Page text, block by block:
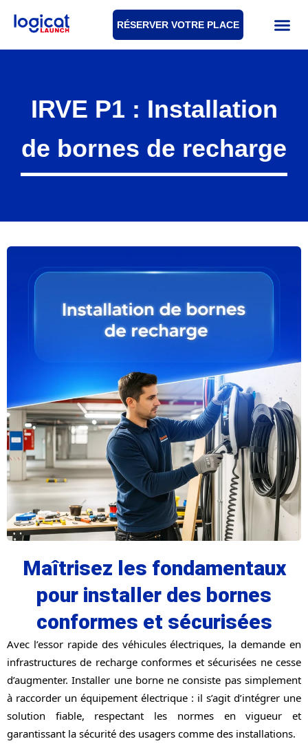
RÉSERVER VOTRE PLACE
IRVE P1 : Installation
de bornes de recharge
Maîtrisez les fondamentaux
pour installer des bornes
conformes et sécurisées
Avec l’essor rapide des véhicules électriques, la demande en
infrastructures de recharge conformes et sécurisées ne cesse
d’augmenter. Installer une borne ne consiste pas simplement
à raccorder un équipement électrique : il s’agit d’intégrer une
solution fiable, respectant les normes en vigueur et
garantissant la sécurité des usagers comme des installations.